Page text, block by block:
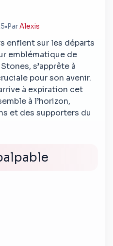
• ParAlexis
enflent sur les départs
emblématique de
s’apprête à
pour son avenir.
à expiration cet
à l’horizon,
et des supporters du